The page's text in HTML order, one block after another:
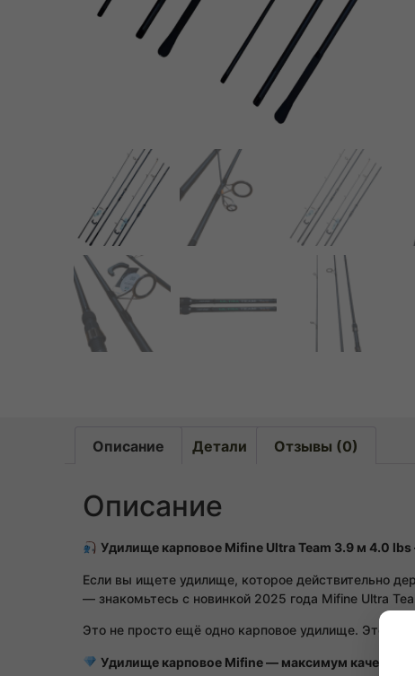
Описание Детали Отзывы (0)
Описание
Удилище карповое Mifine Ultra Team 3.9 м 4.0
Если вы ищете удилище, которое действительно
— знакомьтесь с новинкой 2025 года Mifine Ultra
Это не просто ещё одно карповое удилище. Это
Удилище карповое Mifine — максимум качества и